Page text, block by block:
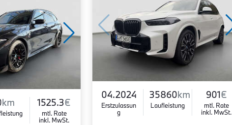
km 1525.3€
mtl. Rate
inkl. MwSt.
04.2024
Erstzulassun
g
35860km
Laufleistung
901€
mtl. Rate
inkl. MwSt.